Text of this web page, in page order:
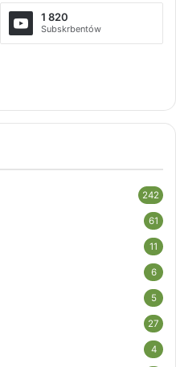
1 820
Subskrbentów
242
61
11
6
5
27
4